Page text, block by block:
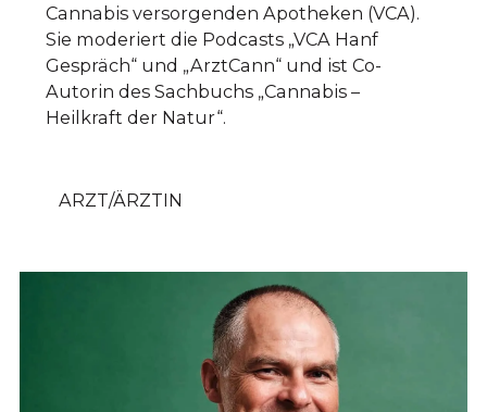
Cannabis versorgenden Apotheken (VCA).
Sie moderiert die Podcasts „VCA Hanf
Gespräch“ und „ArztCann“ und ist Co-
Autorin des Sachbuchs „Cannabis –
Heilkraft der Natur“.
ARZT/ÄRZTIN